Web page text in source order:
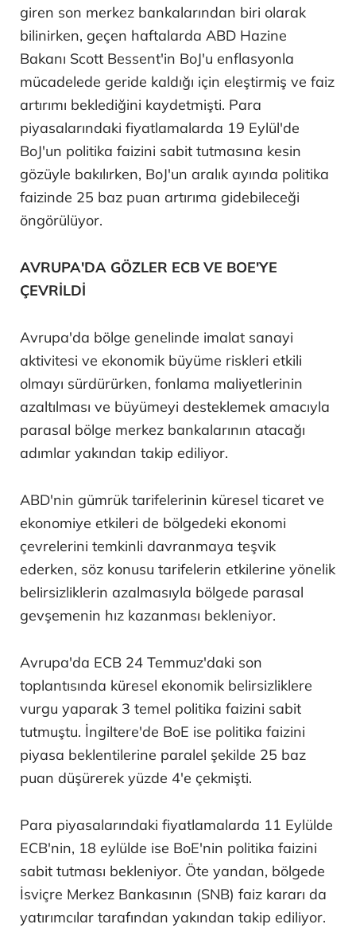
giren son merkez bankalarından biri olarak
bilinirken, geçen haftalarda ABD Hazine
Bakanı Scott Bessent'in BoJ'u enflasyonla
mücadelede geride kaldığı için eleştirmiş ve faiz
artırımı beklediğini kaydetmişti. Para
piyasalarındaki fiyatlamalarda 19 Eylül'de
BoJ'un politika faizini sabit tutmasına kesin
gözüyle bakılırken, BoJ'un aralık ayında politika
faizinde 25 baz puan artırıma gidebileceği
öngörülüyor.
AVRUPA'DA GÖZLER ECB VE BOE'YE
ÇEVRİLDİ
Avrupa'da bölge genelinde imalat sanayi
aktivitesi ve ekonomik büyüme riskleri etkili
olmayı sürdürürken, fonlama maliyetlerinin
azaltılması ve büyümeyi desteklemek amacıyla
parasal bölge merkez bankalarının atacağı
adımlar yakından takip ediliyor.
ABD'nin gümrük tarifelerinin küresel ticaret ve
ekonomiye etkileri de bölgedeki ekonomi
çevrelerini temkinli davranmaya teşvik
ederken, söz konusu tarifelerin etkilerine yönelik
belirsizliklerin azalmasıyla bölgede parasal
gevşemenin hız kazanması bekleniyor.
Avrupa'da ECB 24 Temmuz'daki son
toplantısında küresel ekonomik belirsizliklere
vurgu yaparak 3 temel politika faizini sabit
tutmuştu. İngiltere'de BoE ise politika faizini
piyasa beklentilerine paralel şekilde 25 baz
puan düşürerek yüzde 4'e çekmişti.
Para piyasalarındaki fiyatlamalarda 11 Eylülde
ECB'nin, 18 eylülde ise BoE'nin politika faizini
sabit tutması bekleniyor. Öte yandan, bölgede
İsviçre Merkez Bankasının (SNB) faiz kararı da
yatırımcılar tarafından yakından takip ediliyor.